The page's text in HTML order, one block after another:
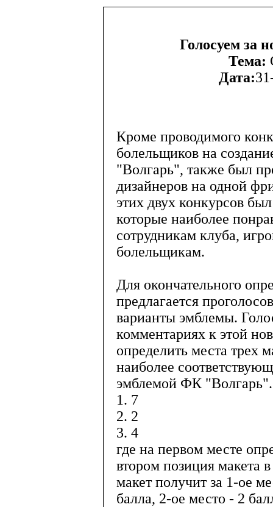
Голосуем за
Тема:
Дата:
Кроме проводимого
болельщиков на
"Волгарь", также был
дизайнеров на одной
этих двух конкурсов
которые наиболее
сотрудникам клуба,
болельщикам.
Для окончательного
предлагается
варианты эмблемы.
комментариях к этой
определить места трех
наиболее
эмблемой ФК
1. 7
2. 2
3. 4
где на первом месте
втором позиция макета
макет получит за 1-ое
балла, 2-ое место - 2